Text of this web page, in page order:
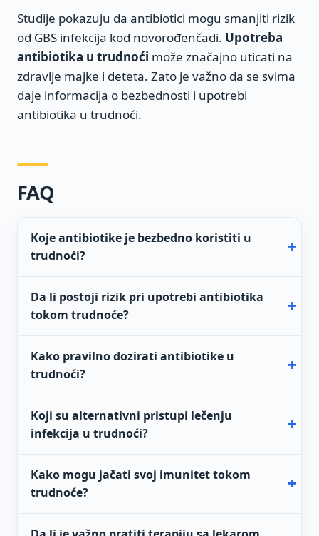
Studije pokazuju da antibiotici mogu smanjiti rizik
od GBS infekcija kod novorođenčadi. Upotreba
antibiotika u trudnoći može značajno uticati na
zdravlje majke i deteta. Zato je važno da se svima
daje informacija o bezbednosti i upotrebi
antibiotika u trudnoći.
FAQ
Koje antibiotike je bezbedno koristiti u
trudnoći?
Da li postoji rizik pri upotrebi antibiotika
tokom trudnoće?
Kako pravilno dozirati antibiotike u
trudnoći?
Koji su alternativni pristupi lečenju
infekcija u trudnoći?
Kako mogu jačati svoj imunitet tokom
trudnoće?